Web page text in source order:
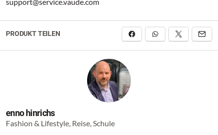
PRODUKT TEILEN
enno hinrichs
Fashion & Lifestyle, Reise, Schule